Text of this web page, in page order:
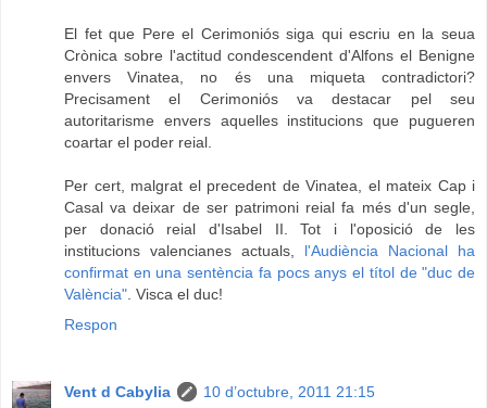
El fet que Pere el Cerimoniós siga qui escriu en la seua
Crònica sobre l'actitud condescendent d'Alfons el Benigne
envers Vinatea, no és una miqueta contradictori?
Precisament el Cerimoniós va destacar pel seu
autoritarisme envers aquelles institucions que pugueren
coartar el poder reial.
Per cert, malgrat el precedent de Vinatea, el mateix Cap i
Casal va deixar de ser patrimoni reial fa més d'un segle,
per donació reial d'Isabel II. Tot i l'oposició de les
institucions valencianes actuals, l'Audiència Nacional ha
confirmat en una sentència fa pocs anys el títol de "duc de
València" . Visca el duc!
Respon
Vent d Cabylia
10 d’octubre, 2011 21:15